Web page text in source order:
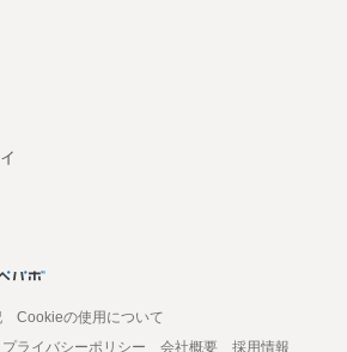
Cookieの使用について
プライバシーポリシー 会社概要
採用情報